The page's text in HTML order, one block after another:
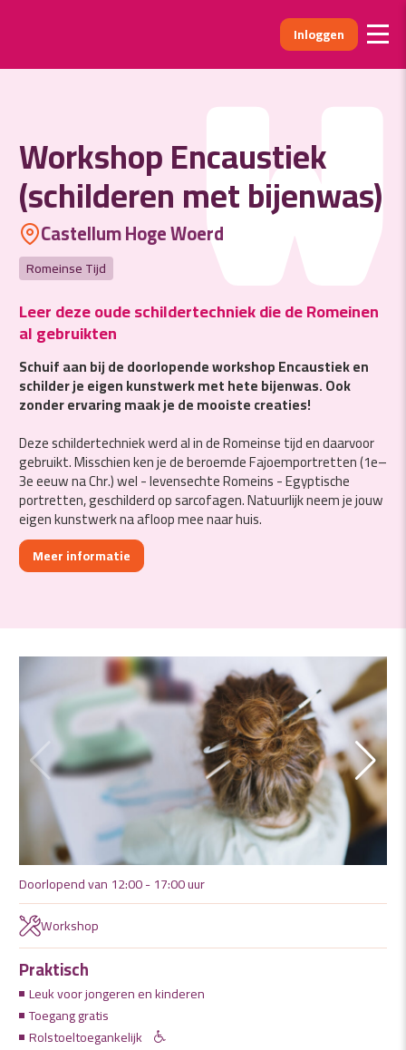
Inloggen
W
Workshop Encaustiek
(schilderen met bijenwas)
Castellum Hoge Woerd
Romeinse Tijd
Leer deze oude schildertechniek die de Romeinen
al gebruikten
Schuif aan bij de doorlopende workshop Encaustiek en
schilder je eigen kunstwerk met hete bijenwas. Ook
zonder ervaring maak je de mooiste creaties!
Deze schildertechniek werd al in de Romeinse tijd en daarvoor
gebruikt. Misschien ken je de beroemde Fajoemportretten (1e–
3e eeuw na Chr.) wel - levensechte Romeins - Egyptische
portretten, geschilderd op sarcofagen. Natuurlijk neem je jouw
eigen kunstwerk na afloop mee naar huis.
Meer informatie
Doorlopend van 12:00 - 17:00 uur
Workshop
Praktisch
Leuk voor jongeren en kinderen
Toegang gratis
Rolstoeltoegankelijk